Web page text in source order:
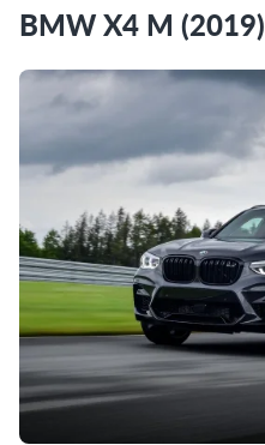
BMW X4 M (2019)